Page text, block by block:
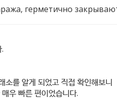
герметично
알게 되었고 직접 확인해보니
우 빠른 편이었습니다.